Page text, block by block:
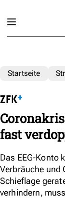
Startseite
fast
Das EEG-Konto
Verbräuche und
Schieflage
verhindern,